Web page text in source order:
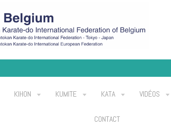
KIHON KUMITE KATA VIDÉOS
CONTACT